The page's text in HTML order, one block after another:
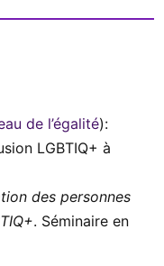
de l’égalité):
LGBTIQ+ à
des personnes
. Séminaire en